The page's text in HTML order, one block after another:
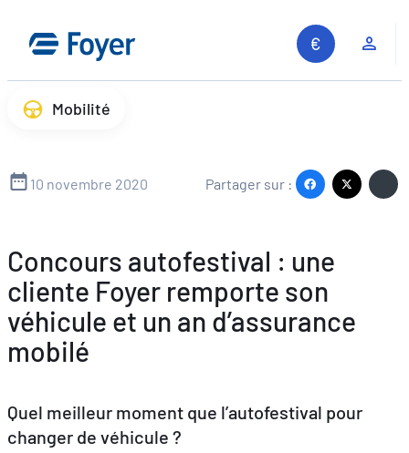
contenu
Recherche sur le site
Mobilité
10 novembre 2020 Partager sur :
Concours autofestival : une
cliente Foyer remporte son
véhicule et un an d’assurance
mobilé
Quel meilleur moment que l’autofestival pour
changer de véhicule ?